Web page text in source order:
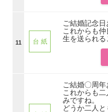
11 台 紙
ご結婚記念日
これからも
生を送られる
ご結婚〇周年
これからも
みですね。
どうか二人と